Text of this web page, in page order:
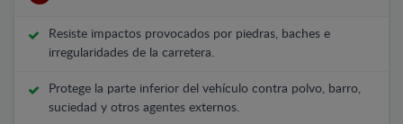
Resiste impactos provocados por piedras, baches e
irregularidades de la carretera.
Protege la parte inferior del vehículo contra polvo, barro,
suciedad y otros agentes externos.